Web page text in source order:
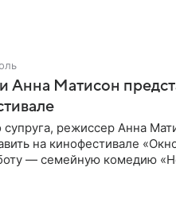
Анна Матисон
супруга, режиссер Анна
на кинофестивале
— семейную комедию